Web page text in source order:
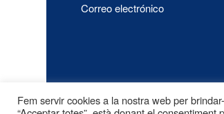
Correo electrónico
Fem servir cookies a la nostra web per